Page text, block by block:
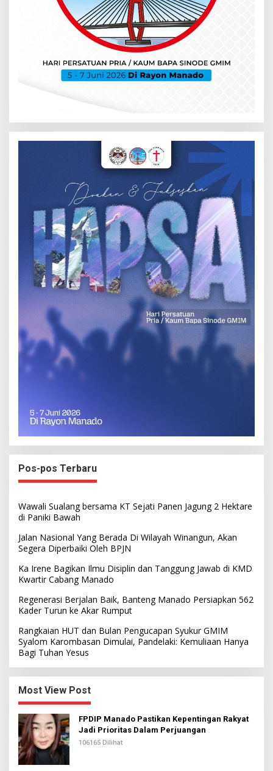
Pos-pos Terbaru
Wawali Sualang bersama KT Sejati Panen Jagung 2 Hektare
di Paniki Bawah
Jalan Nasional Yang Berada Di Wilayah Winangun, Akan
Segera Diperbaiki Oleh BPJN
Ka Irene Bagikan Ilmu Disiplin dan Tanggung Jawab di KMD
Kwartir Cabang Manado
Regenerasi Berjalan Baik, Banteng Manado Persiapkan 562
Kader Turun ke Akar Rumput
Rangkaian HUT dan Bulan Pengucapan Syukur GMIM
Syalom Karombasan Dimulai, Pandelaki: Kemuliaan Hanya
Bagi Tuhan Yesus
Most View Post
FPDIP Manado Pastikan Kepentingan Rakyat
Jadi Prioritas Dalam Perjuangan
106165 Dilihat